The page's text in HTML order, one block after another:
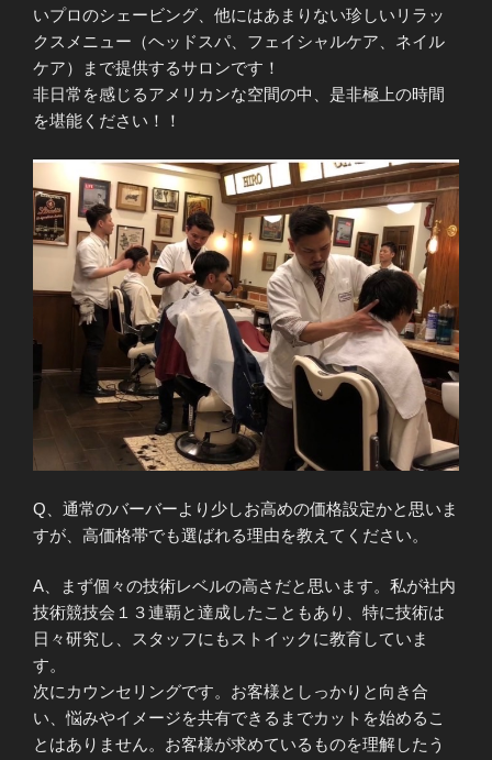
いプロのシェービング、他にはあまりない珍しいリラッ
クスメニュー（ヘッドスパ、フェイシャルケア、ネイル
ケア）まで提供するサロンです！
非日常を感じるアメリカンな空間の中、是非極上の時間
を堪能ください！！
Q、通常のバーバーより少しお高めの価格設定かと思いま
すが、高価格帯でも選ばれる理由を教えてください。
A、まず個々の技術レベルの高さだと思います。私が社内
技術競技会１３連覇と達成したこともあり、特に技術は
日々研究し、スタッフにもストイックに教育していま
す。
次にカウンセリングです。お客様としっかりと向き合
い、悩みやイメージを共有できるまでカットを始めるこ
とはありません。お客様が求めているものを理解したう